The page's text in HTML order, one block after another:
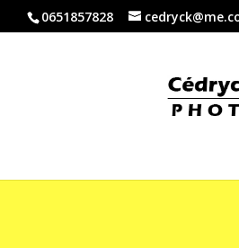
0651857828